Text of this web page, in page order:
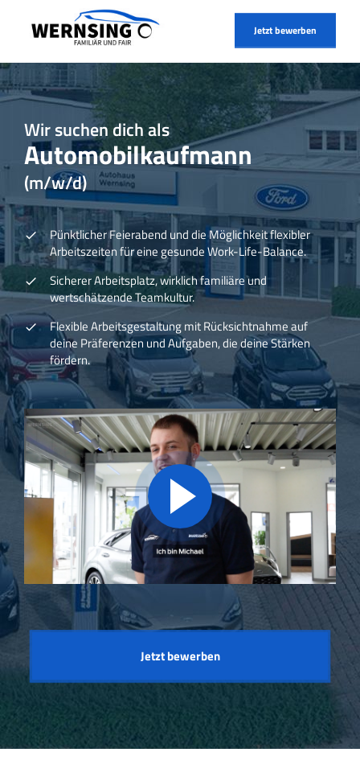
Jetzt bewerben
Wir suchen dich als
Automobilkaufmann
(m/w/d)
Pünktlicher Feierabend und die Möglichkeit flexibler
Arbeitszeiten für eine gesunde Work-Life-Balance.
Sicherer Arbeitsplatz, wirklich familiäre und
wertschätzende Teamkultur.
Flexible Arbeitsgestaltung mit Rücksichtnahme auf
deine Präferenzen und Aufgaben, die deine Stärken
fördern.
Jetzt bewerben